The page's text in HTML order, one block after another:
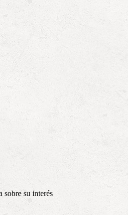
sobre su interés